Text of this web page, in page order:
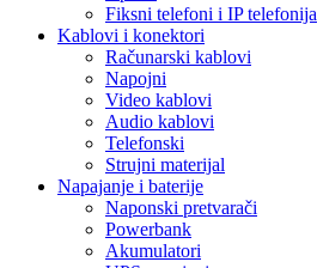
Fiksni telefoni i IP telefonija
Kablovi i konektori
Računarski kablovi
Napojni
Video kablovi
Audio kablovi
Telefonski
Strujni materijal
Napajanje i baterije
Naponski pretvarači
Powerbank
Akumulatori